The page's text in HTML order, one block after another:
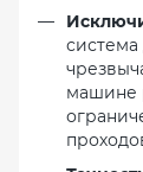
машине